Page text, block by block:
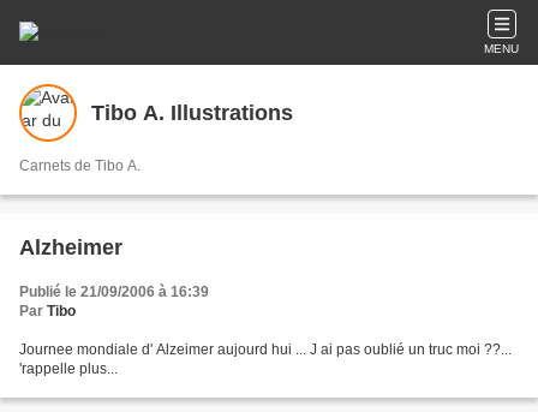
MENU
Tibo A. Illustrations
Carnets de Tibo A.
Alzheimer
Publié le 21/09/2006 à 16:39
Par Tibo
Journee mondiale d' Alzeimer aujourd hui ... J ai pas oublié un truc moi ??...
'rappelle plus...